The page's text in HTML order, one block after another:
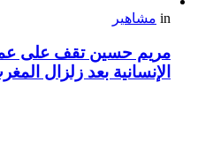
in مشاهير
مريم حسين تقف على
الإنسانية بعد زلزال